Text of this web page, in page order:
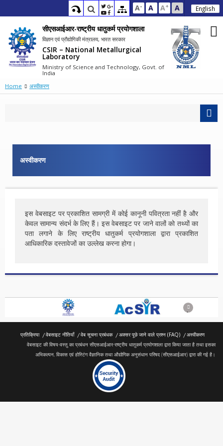
A- A A+ A English
सीएसआईआर-राष्ट्रीय धातुकर्म प्रयोगशाला
विज्ञान एवं प्रौद्योगिकी मंत्रालय, भारत सरकार
CSIR – National Metallurgical
Laboratory
Ministry of Science and Technology, Govt. of
India
Home
अस्वीकरण
अस्वीकरण
इस वेबसाइट पर प्रकाशित सामग्री में कोई कानूनी पवित्रता नहीं है और
केवल सामान्य संदर्भ के लिए हैं। इस वेबसाइट पर जाने वालों को तथ्यों का
पता लगाने के लिए राष्ट्रीय धातुकर्म प्रयोगशाला द्वारा प्रकाशित
आधिकारिक दस्तावेजों का उल्लेख करना होगा।
Next
प्रतिक्रिया वेबसाइट नीतियाँ वेब सूचना प्रबंधक अक्सर पूछे जाने वाले प्रश्न (FAQ)
अस्वीकरण
वेबसाइट की विषय-वस्तु का प्रबंधन सीएसआईआर-राष्ट्रीय धातुकर्म प्रयोगशाला द्वारा किया जाता है तथा इसका
अभिकल्पन, विकास एवं होस्टिंग वैज्ञानिक तथा औद्योगिक अनुसंधान परिषद (सीएसआईआर) द्वारा की गई है।